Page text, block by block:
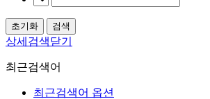
상세검색닫기
최근검색어
최근검색어 옵션